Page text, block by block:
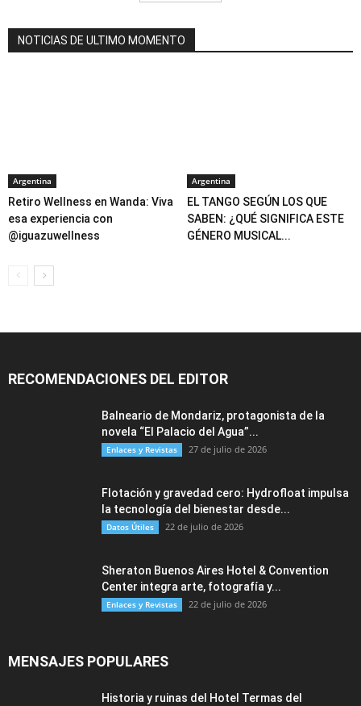
NOTICIAS DE ULTIMO MOMENTO
Argentina
Retiro Wellness en Wanda: Viva
esa experiencia con
@iguazuwellness
Argentina
EL TANGO SEGÚN LOS QUE
SABEN: ¿QUÉ SIGNIFICA ESTE
GÉNERO MUSICAL...
RECOMENDACIONES DEL EDITOR
Balneario de Mondariz, protagonista de la
novela “El Palacio del Agua”...
Enlaces y Revistas 27 de julio de 2026
Flotación y gravedad cero: Hydrofloat impulsa
la tecnología del bienestar desde...
Datos Útiles 22 de julio de 2026
Sheraton Buenos Aires Hotel & Convention
Center integra arte, fotografía y...
Enlaces y Revistas 22 de julio de 2026
MENSAJES POPULARES
Historia y ruinas del Hotel Termas del